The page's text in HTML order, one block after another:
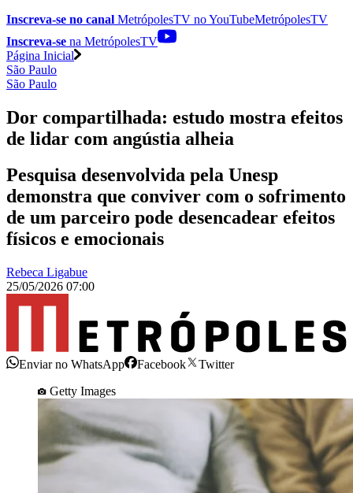
Inscreva-se no canal MetrópolesTV noYouTubeMetrópolesTV
Inscreva-se na MetrópolesTV
Página Inicial
São Paulo
São Paulo
Dor compartilhada: estudo mostra efeitos
de lidar com angústia alheia
Pesquisa desenvolvida pela Unesp
demonstra que conviver com o sofrimento
de um parceiro pode desencadear efeitos
físicos e emocionais
Rebeca Ligabue
25/05/2026 07:00
Enviar no WhatsApp Facebook
Twitter
Getty Images